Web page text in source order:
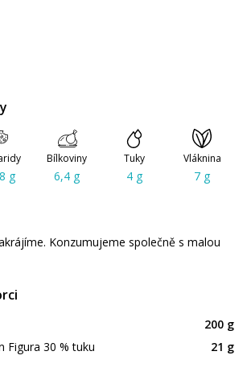
g
Bílkoviny
6,4 g
Tuky
4 g
Vláknina
7 g
Konzumujeme společně s malou
200 g
Figura 30 % tuku
21 g